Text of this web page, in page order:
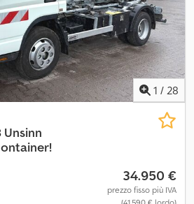
1 / 28
Unsinn
34.950 €
prezzo fisso più IVA